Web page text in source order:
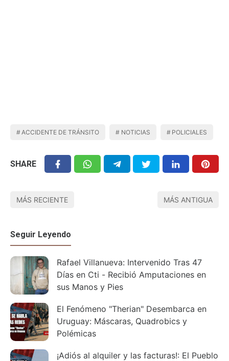
ACCIDENTE DE TRÁNSITO NOTICIAS POLICIALES
SHARE
MÁS RECIENTE MÁS ANTIGUA
Seguir Leyendo
Rafael Villanueva: Intervenido Tras 47
Días en Cti - Recibió Amputaciones en
sus Manos y Pies
El Fenómeno "Therian" Desembarca en
Uruguay: Máscaras, Quadrobics y
Polémicas
¡Adiós al alquiler y las facturas!: El Pueblo